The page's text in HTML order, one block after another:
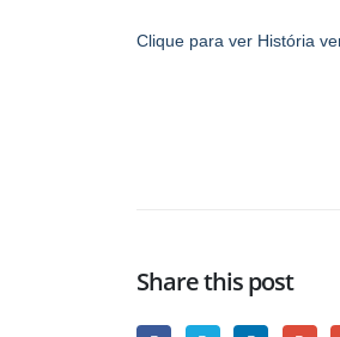
Clique para ver História
Share this post